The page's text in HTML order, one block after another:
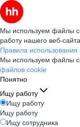
Мы используем файлы
работу нашего веб-
Правила
Мы используем файлы
файлов cookie
Понятно
Ищу работу
Ищу работу
Ищу работу
Ищу сотрудника